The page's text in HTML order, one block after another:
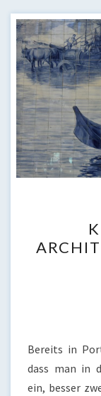
Bereits in
dass man in
ein, besser